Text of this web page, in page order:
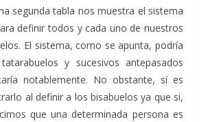
tabla nos muestra el sistema
definir todos y cada uno de nuestros
El sistema, como se apunta, podría
y sucesivos antepasados
notablemente. No obstante, sí es
al definir a los bisabuelos ya que si,
que una determinada persona es